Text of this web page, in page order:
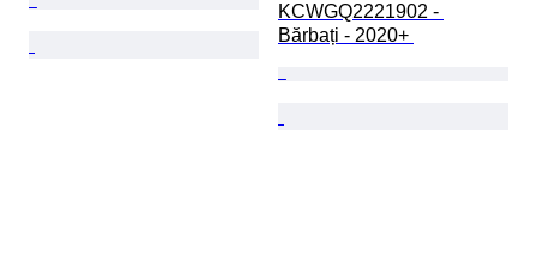
KCWGQ2221902 -
Bărbați - 2020+